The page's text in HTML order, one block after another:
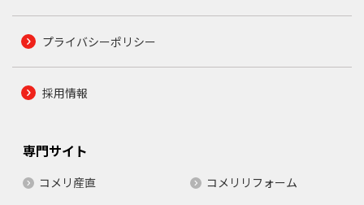
プライバシーポリシー
採用情報
専門サイト
コメリ産直
コメリリフォーム